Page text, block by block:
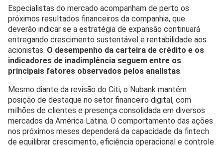
Especialistas do mercado acompanham de perto os
próximos resultados financeiros da companhia, que
deverão indicar se a estratégia de expansão continuará
entregando crescimento sustentável e rentabilidade aos
acionistas. O desempenho da carteira de crédito e os
indicadores de inadimplência seguem entre os
principais fatores observados pelos analistas.
Mesmo diante da revisão do Citi, o Nubank mantém
posição de destaque no setor financeiro digital, com
milhões de clientes e presença consolidada em diversos
mercados da América Latina. O comportamento das ações
nos próximos meses dependerá da capacidade da fintech
de equilibrar crescimento, eficiência operacional e controle